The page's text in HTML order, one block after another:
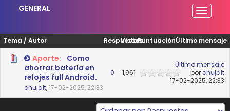
GENERAL
Tema / Autor Respuestas
VistasPuntuaciónÚltimo mensaje
Aporte:
Como
ahorrar batería en
relojes full Android.
chujalt,17-02-2025, 22:33
0 1,961
Último mensaje
por chujalt
17-02-2025, 22:33